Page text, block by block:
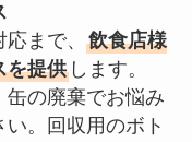
まで、 飲食店様
を提供します。
の廃棄でお悩み
。回収用のボト